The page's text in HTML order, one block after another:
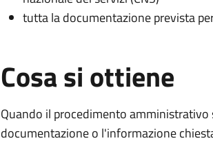
tutta la documentazione prevista
Cosa si ottiene
Quando il procedimento
documentazione o l'informazione